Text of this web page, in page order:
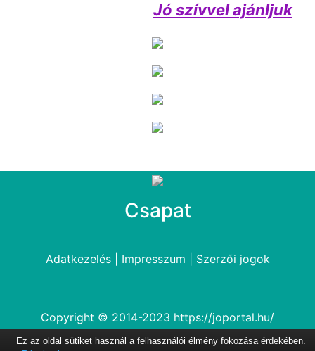
Jó szívvel ajánljuk
Csapat
Adatkezelés| Impresszum Szerzői jogok
Copyright © 2014-2023 https://joportal.hu/
Ez az oldal sütiket használ a felhasználói élmény fokozása érdekében.